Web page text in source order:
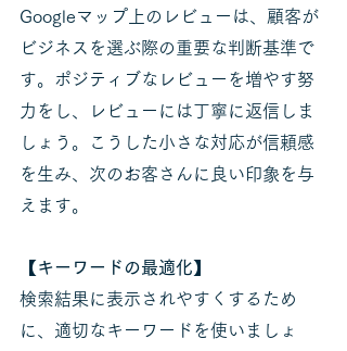
Googleマップ上のレビューは、顧客が
ビジネスを選ぶ際の重要な判断基準で
す。ポジティブなレビューを増やす努
力をし、レビューには丁寧に返信しま
しょう。こうした小さな対応が信頼感
を生み、次のお客さんに良い印象を与
えます。
【キーワードの最適化】
検索結果に表示されやすくするため
に、適切なキーワードを使いましょ